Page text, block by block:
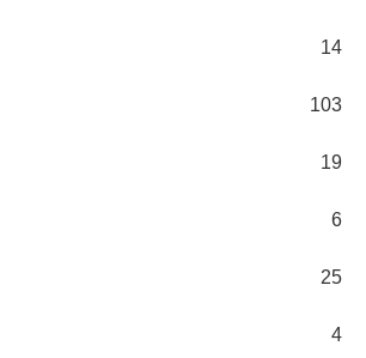
14
103
19
6
25
4